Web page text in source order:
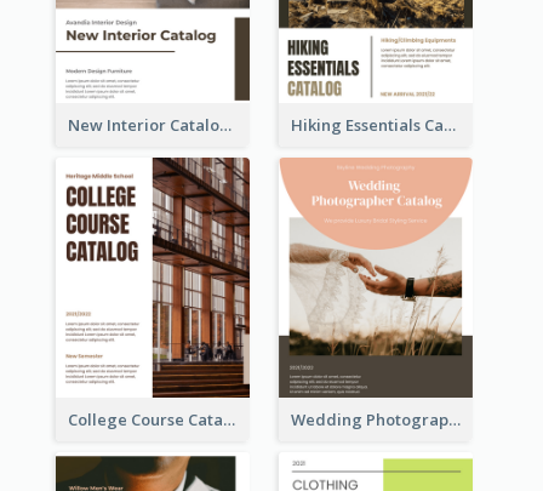
New Interior Catalog Hiking Essentials Catalog
College Course Catalog Wedding Photography Catalog